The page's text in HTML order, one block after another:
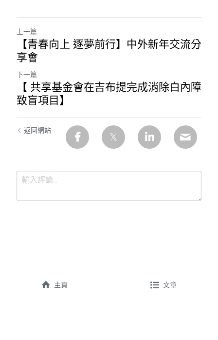
上一篇
【青春向上 逐夢前行】中外新年交流分
享會
下一篇
【 共享基金會在吉布提完成消除白內障
致盲項目】
返回網站
主頁 文章